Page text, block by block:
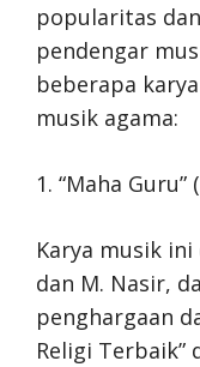
popularitas
pendengar
beberapa
musik agama:
1. “Maha Guru”
Karya musik
dan M. Nasir,
penghargaan
Religi Terbaik”